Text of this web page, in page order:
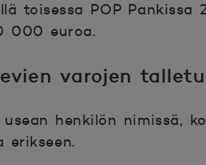
toisessa POP
000 euroa.
varojen
henkilön nimissä,
erikseen.